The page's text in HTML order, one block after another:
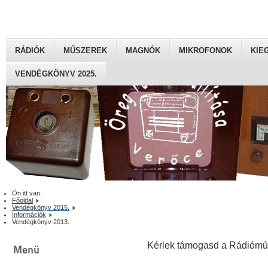
RÁDIÓK MŰSZEREK MAGNÓK MIKROFONOK
VENDÉGKÖNYV 2025.
Ön itt van:
Főoldal
Vendégkönyv 2015.
Információk
Vendégkönyv 2013.
Menü Kérlek támogasd a